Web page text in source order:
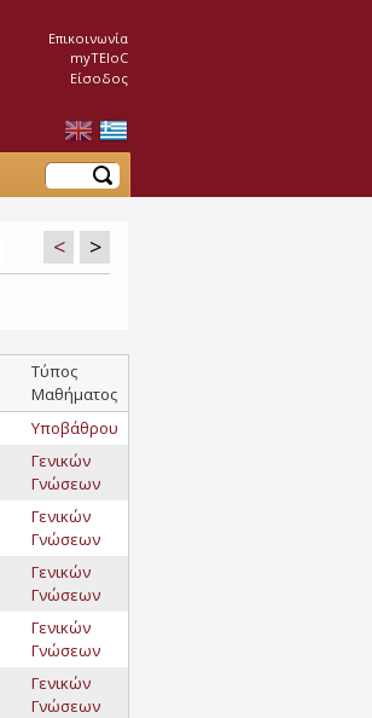
Επικοινωνία
myTEIoC
Είσοδος
Αναζήτηση
< >
Τύπος
Μαθήματος
Υποβάθρου
Γενικών
Γνώσεων
Γενικών
Γνώσεων
Γενικών
Γνώσεων
Γενικών
Γνώσεων
Γενικών
Γνώσεων